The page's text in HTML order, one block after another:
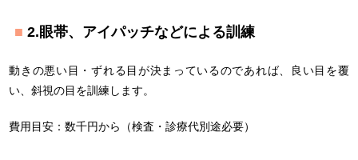
2.眼帯、アイパッチなどによる訓練
動きの悪い目・ずれる目が決まっているのであれば、良い目を覆
い、斜視の目を訓練します。
費用目安：数千円から（検査・診療代別途必要）